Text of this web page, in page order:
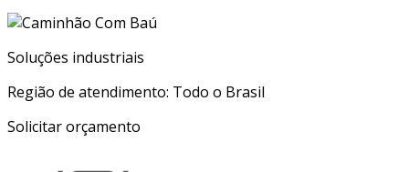
Soluções industriais
Região de atendimento: Todo o Brasil
Solicitar orçamento